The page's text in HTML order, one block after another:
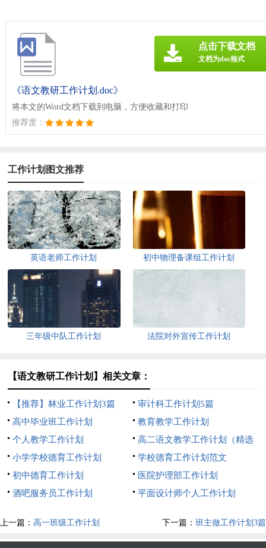
《语文教研工作计划.doc》
将本文的Word文档下载到电脑，方便收藏和打印
推荐度：
点击下载文档
文档为doc格式
工作计划图文推荐
英语老师工作计划 初中物理备课组工作计划
三年级中队工作计划 法院对外宣传工作计划
【语文教研工作计划】相关文章：
【推荐】林业工作计划3篇
审计科工作计划5篇
高中毕业班工作计划
教育教学工作计划
个人教学工作计划
高二语文教学工作计划（精选
6篇）
小学学校德育工作计划
学校德育工作计划范文
初中德育工作计划
医院护理部工作计划
酒吧服务员工作计划
平面设计师个人工作计划
上一篇： 高一班级工作计划 下一篇： 班主做工作计划3篇